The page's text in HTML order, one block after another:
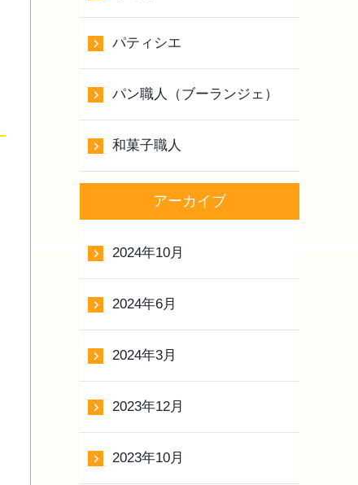
パティシエ
パン職人（ブーランジェ）
和菓子職人
アーカイブ
2024年10月
2024年6月
2024年3月
2023年12月
2023年10月